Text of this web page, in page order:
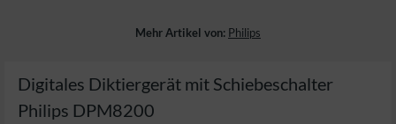
Mehr Artikel von: Philips
Digitales Diktiergerät mit Schiebeschalter
Philips DPM8200